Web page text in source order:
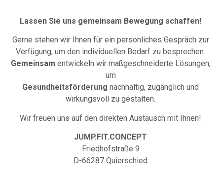
Lassen Sie uns gemeinsam Bewegung schaffen!
Gerne stehen wir Ihnen für ein persönliches Gespräch zur
Verfügung, um den individuellen Bedarf zu besprechen.
Gemeinsam entwickeln wir maßgeschneiderte Lösungen,
um
Gesundheitsförderung nachhaltig, zugänglich und
wirkungsvoll zu gestalten.
Wir freuen uns auf den direkten Austausch mit Ihnen!
JUMP.FIT.CONCEPT
Friedhofstraße 9
D-66287 Quierschied